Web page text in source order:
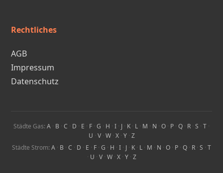
Rechtliches
AGB
Impressum
Datenschutz
Städte Gas: A · B · C · D · E · F · G · H · I · J · K · L · M · N · O · P · Q · R · S · T ·
U · V· W· X· Y· Z
Städte Strom: A · B · C · D · E · F · G · H · I · J · K · L · M · N · O · P · Q · R · S · T
· U · V· W· X· Y· Z